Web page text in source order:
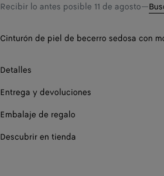
95
Recibir lo antes posible 11 de agosto—
Cinturón de piel de becerro sedosa con
Detalles
Entrega y devoluciones
Embalaje de regalo
Descubrir en tienda